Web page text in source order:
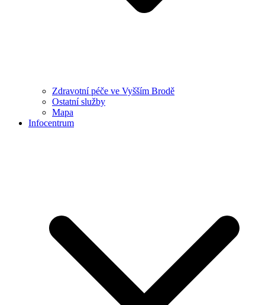
Zdravotní péče ve Vyšším Brodě
Ostatní služby
Mapa
Infocentrum